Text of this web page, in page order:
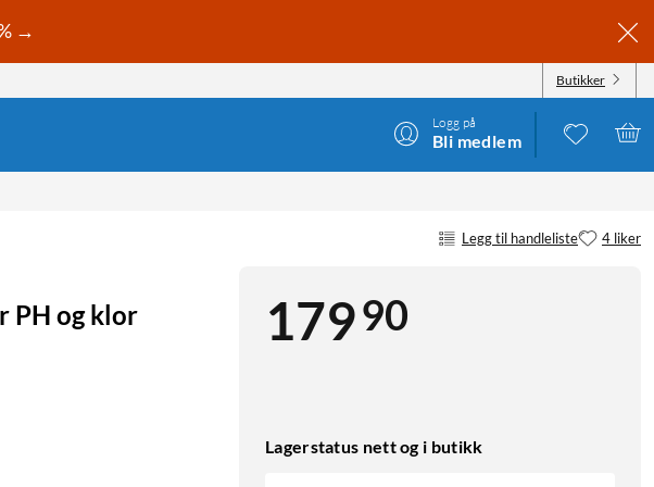
→
Butikker
Logg på
Bli medlem
Legg til handleliste 4 liker
17990
Lagerstatus nett og i butikk
PH og klor